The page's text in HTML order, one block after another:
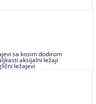
sa kosim dodirom
aksijalni ležaji
ležajevi